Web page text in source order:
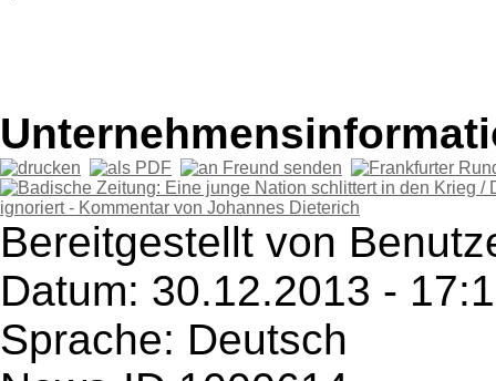
Bereitgestellt von
Datum: 30.12.2013 -
Sprache: Deutsch